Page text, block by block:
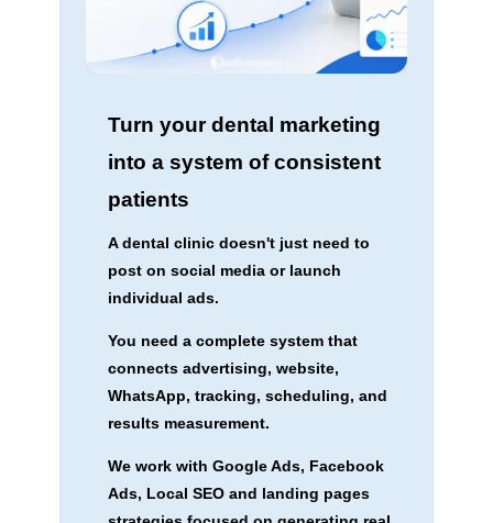
Turn your dental marketing
into a system of consistent
patients
A dental clinic doesn't just need to
post on social media or launch
individual ads.
You need a complete system that
connects advertising, website,
WhatsApp, tracking, scheduling, and
results measurement.
We work with Google Ads, Facebook
Ads, Local SEO and landing pages